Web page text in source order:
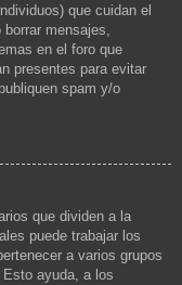
que cuidan el
mensajes,
en el foro que
presentes para evitar
spam y/o
que dividen a la
puede trabajar los
a varios grupos
ayuda, a los